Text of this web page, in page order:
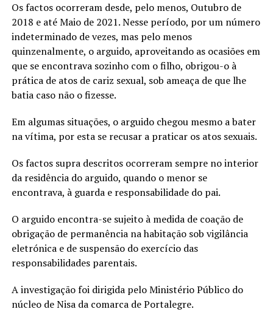
Os factos ocorreram desde, pelo menos, Outubro de
2018 e até Maio de 2021. Nesse período, por um número
indeterminado de vezes, mas pelo menos
quinzenalmente, o arguido, aproveitando as ocasiões em
que se encontrava sozinho com o filho, obrigou-o à
prática de atos de cariz sexual, sob ameaça de que lhe
batia caso não o fizesse.
Em algumas situações, o arguido chegou mesmo a bater
na vítima, por esta se recusar a praticar os atos sexuais.
Os factos supra descritos ocorreram sempre no interior
da residência do arguido, quando o menor se
encontrava, à guarda e responsabilidade do pai.
O arguido encontra-se sujeito à medida de coação de
obrigação de permanência na habitação sob vigilância
eletrónica e de suspensão do exercício das
responsabilidades parentais.
A investigação foi dirigida pelo Ministério Público do
núcleo de Nisa da comarca de Portalegre.